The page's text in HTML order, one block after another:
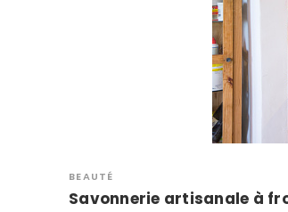
BEAUTÉ
Savonnerie artisanale à